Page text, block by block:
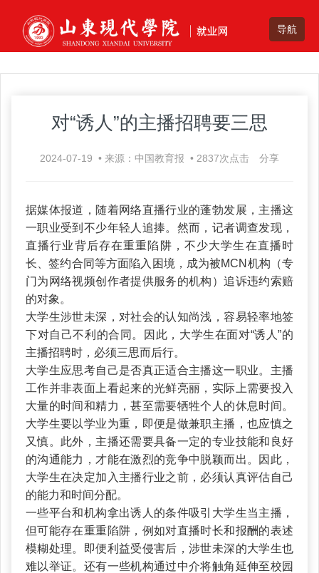
对“诱人”的主播招聘要三思
2024-07-19 • 来源：中国教育报 • 2837次点击 分享
据媒体报道，随着网络直播行业的蓬勃发展，主播这
一职业受到不少年轻人追捧。然而，记者调查发现，
直播行业背后存在重重陷阱，不少大学生在直播时
长、签约合同等方面陷入困境，成为被MCN机构（专
门为网络视频创作者提供服务的机构）追诉违约索赔
的对象。
大学生涉世未深，对社会的认知尚浅，容易轻率地签
下对自己不利的合同。因此，大学生在面对“诱人”的
主播招聘时，必须三思而后行。
大学生应思考自己是否真正适合主播这一职业。主播
工作并非表面上看起来的光鲜亮丽，实际上需要投入
大量的时间和精力，甚至需要牺牲个人的休息时间。
大学生要以学业为重，即便是做兼职主播，也应慎之
又慎。此外，主播还需要具备一定的专业技能和良好
的沟通能力，才能在激烈的竞争中脱颖而出。因此，
大学生在决定加入主播行业之前，必须认真评估自己
的能力和时间分配。
一些平台和机构拿出诱人的条件吸引大学生当主播，
但可能存在重重陷阱，例如对直播时长和报酬的表述
模糊处理。即便利益受侵害后，涉世未深的大学生也
难以举证。还有一些机构通过中介将触角延伸至校园